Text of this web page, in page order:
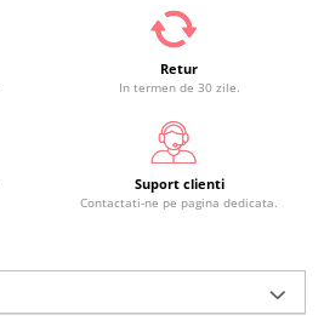
Retur
In termen de 30 zile.
Suport clienti
Contactati-ne pe pagina dedicata.